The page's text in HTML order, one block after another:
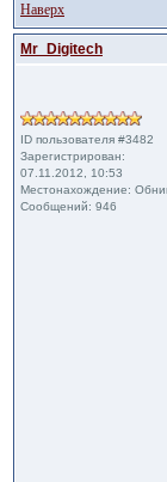
Наверх
Mr_Digitech
ID пользователя #3482
Зарегистрирован:
07.11.2012, 10:53
Местонахождение:
Сообщений: 946